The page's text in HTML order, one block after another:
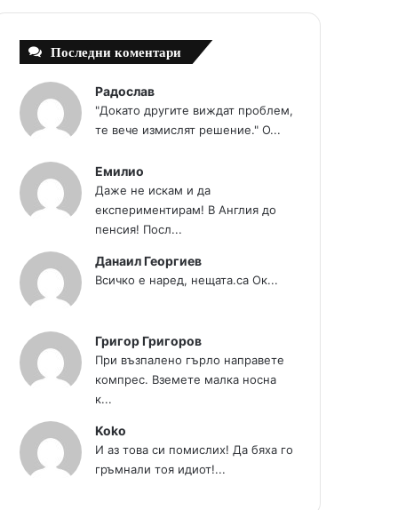
Последни коментари
Радослав
"Докато другите виждат проблем,
те вече измислят решение." О...
Емилио
Даже не искам и да
експериментирам! В Англия до
пенсия! Посл...
Данаил Георгиев
Всичко е наред, нещата.са Ок...
Григор Григоров
При възпалено гърло направете
компрес. Вземете малка носна
к...
Koko
И аз това си помислих! Да бяха го
гръмнали тоя идиот!...